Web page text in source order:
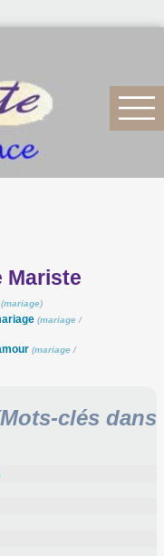
Mariste
(mariage)
(mariage /
(mariage /
clés dans